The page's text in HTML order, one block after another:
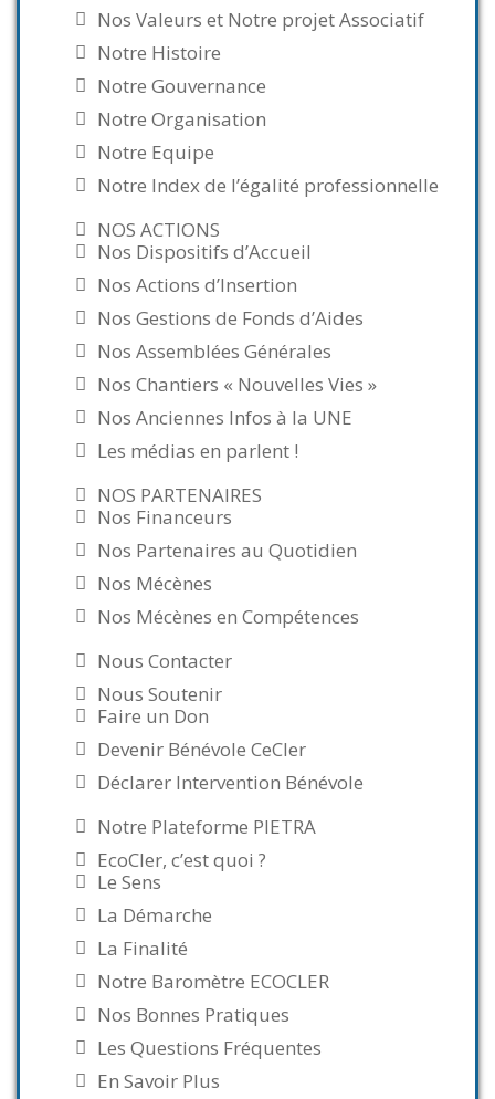
Nos Valeurs et Notre projet Associatif
Notre Histoire
Notre Gouvernance
Notre Organisation
Notre Equipe
Notre Index de l’égalité professionnelle
NOS ACTIONS
Nos Dispositifs d’Accueil
Nos Actions d’Insertion
Nos Gestions de Fonds d’Aides
Nos Assemblées Générales
Nos Chantiers « Nouvelles Vies »
Nos Anciennes Infos à la UNE
Les médias en parlent !
NOS PARTENAIRES
Nos Financeurs
Nos Partenaires au Quotidien
Nos Mécènes
Nos Mécènes en Compétences
Nous Contacter
Nous Soutenir
Faire un Don
Devenir Bénévole CeCler
Déclarer Intervention Bénévole
Notre Plateforme PIETRA
EcoCler, c’est quoi ?
Le Sens
La Démarche
La Finalité
Notre Baromètre ECOCLER
Nos Bonnes Pratiques
Les Questions Fréquentes
En Savoir Plus